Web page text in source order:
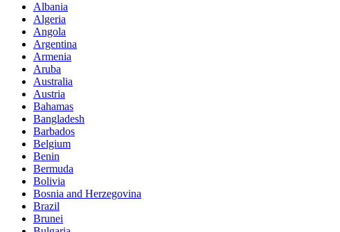
Albania
Algeria
Angola
Argentina
Armenia
Aruba
Australia
Austria
Bahamas
Bangladesh
Barbados
Belgium
Benin
Bermuda
Bolivia
Bosnia and Herzegovina
Brazil
Brunei